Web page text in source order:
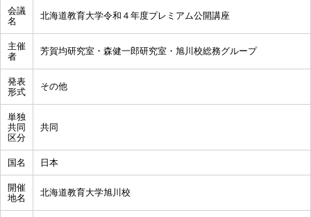
会議
名
北海道教育大学令和４年度プレミアム公開講座
主催
者
芳賀均研究室・森健一郎研究室・旭川校総務グループ
発表
形式
その他
単独
共同
区分
共同
国名 日本
開催
地名
北海道教育大学旭川校